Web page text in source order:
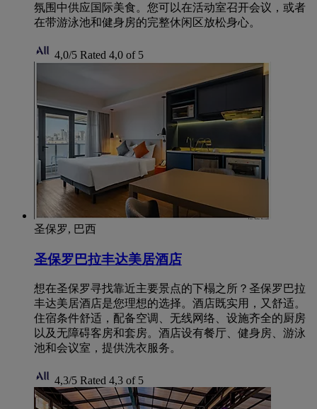
氛围中供应国际美食。您可以在活动室召开会议，或者
在带游泳池和健身房的完整休闲区放松身心。
4,0/5 Rated 4,0 of 5
圣保罗, 巴西
圣保罗巴拉丰达美居酒店
想在圣保罗寻找靠近主要景点的下榻之所？圣保罗巴拉
丰达美居酒店是您理想的选择。酒店既实用，又舒适。
住宿条件舒适，配备空调、无线网络、设施齐全的厨房
以及无障碍客房和套房。酒店设有餐厅、健身房、游泳
池和会议室，提供洗衣服务。
4,3/5 Rated 4,3 of 5